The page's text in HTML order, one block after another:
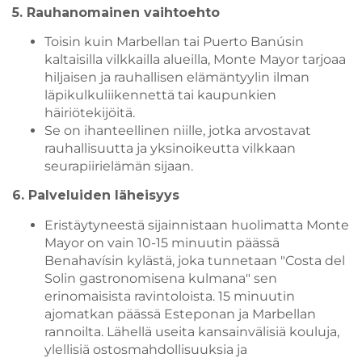
5. Rauhanomainen vaihtoehto
Toisin kuin Marbellan tai Puerto Banúsin
kaltaisilla vilkkailla alueilla, Monte Mayor tarjoaa
hiljaisen ja rauhallisen elämäntyylin ilman
läpikulkuliikennettä tai kaupunkien
häiriötekijöitä.
Se on ihanteellinen niille, jotka arvostavat
rauhallisuutta ja yksinoikeutta vilkkaan
seurapiirielämän sijaan.
6. Palveluiden läheisyys
Eristäytyneestä sijainnistaan huolimatta Monte
Mayor on vain 10-15 minuutin päässä
Benahavísin kylästä, joka tunnetaan "Costa del
Solin gastronomisena kulmana" sen
erinomaisista ravintoloista. 15 minuutin
ajomatkan päässä Esteponan ja Marbellan
rannoilta. Lähellä useita kansainvälisiä kouluja,
ylellisiä ostosmahdollisuuksia ja